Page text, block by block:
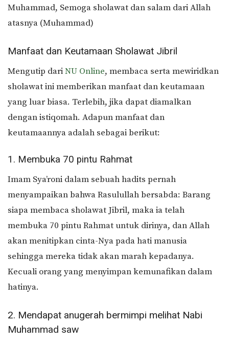
Muhammad, Semoga sholawat dan salam dari Allah
atasnya (Muhammad)
Manfaat dan Keutamaan Sholawat Jibril
Mengutip dariNU Online, membaca serta mewiridkan
sholawat ini memberikan manfaat dan keutamaan
yang luar biasa. Terlebih, jika dapat diamalkan
dengan istiqomah. Adapun manfaat dan
keutamaannya adalah sebagai berikut:
1. Membuka 70 pintu Rahmat
Imam Sya’roni dalam sebuah hadits pernah
menyampaikan bahwa Rasulullah bersabda: Barang
siapa membaca sholawat Jibril, maka ia telah
membuka 70 pintu Rahmat untuk dirinya, dan Allah
akan menitipkan cinta-Nya pada hati manusia
sehingga mereka tidak akan marah kepadanya.
Kecuali orang yang menyimpan kemunafikan dalam
hatinya.
2. Mendapat anugerah bermimpi melihat Nabi
Muhammad saw